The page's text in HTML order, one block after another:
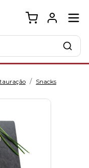
/ Snacks